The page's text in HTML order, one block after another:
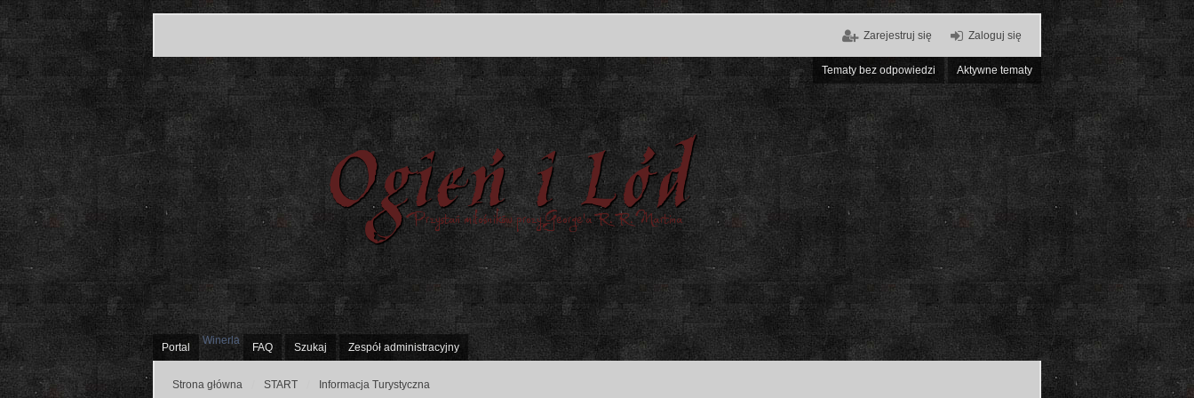
Zaloguj się
Zarejestruj się
Tematy bez odpowiedzi Aktywne tematy
Portal
Winerla
FAQ Szukaj Zespół administracyjny
Strona główna START Informacja Turystyczna